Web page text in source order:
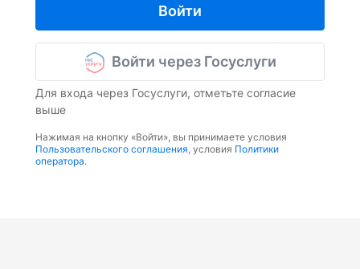
Войти
Войти через Госуслуги
Для входа через Госуслуги, отметьте согласие
выше
Нажимая на кнопку «Войти», вы принимаете условия
Пользовательского соглашения, условия Политики
оператора.